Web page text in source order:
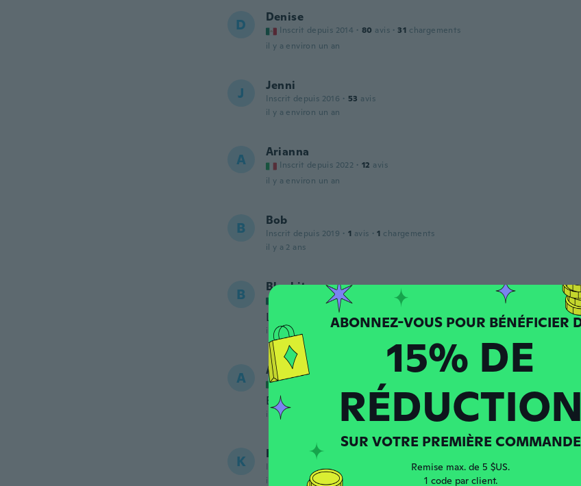
D Denise
Inscrit depuis 2014 · 80 avis · 31 chargements
il y a environ un an
J Jenni
Inscrit depuis 2016 · 53 avis
il y a environ un an
A Arianna
Inscrit depuis 2022 · 12 avis
il y a environ un an
B Bob
Inscrit depuis 2019 · 1 avis · 1 chargements
il y a 2 ans
B Blankita
Inscrit depuis 2015 17
Lindo
il y a 2 ans
A Agnese
Inscrit depuis 2019 avis
Esattamente come in foto
il y a 2 ans
K Kitty
Inscrit depuis 2017
chargements
il y a 2 ans
15% DE
RÉDUCTION
SUR VOTRE PREMIÈRE COMMANDE
Remise max. de 5 $US.
1 code par client.